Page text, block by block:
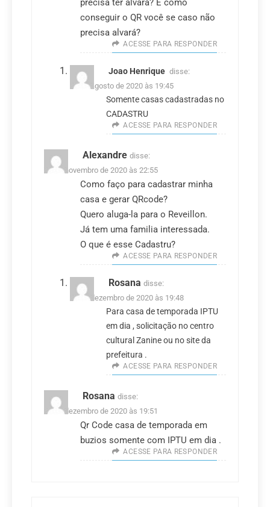
precisa ter alvará? E como
conseguir o QR você se caso não
precisa alvará?
ACESSE PARA RESPONDER
Joao Henrique disse:
26 de agosto de 2020 às 19:45
Somente casas cadastradas no
CADASTRU
ACESSE PARA RESPONDER
Alexandre disse:
28 de novembro de 2020 às 22:55
Como faço para cadastrar minha
casa e gerar QRcode?
Quero aluga-la para o Reveillon.
Já tem uma familia interessada.
O que é esse Cadastru?
ACESSE PARA RESPONDER
Rosana disse:
11 de dezembro de 2020 às 19:48
Para casa de temporada IPTU
em dia , solicitação no centro
cultural Zanine ou no site da
prefeitura .
ACESSE PARA RESPONDER
Rosana disse:
11 de dezembro de 2020 às 19:51
Qr Code casa de temporada em
buzios somente com IPTU em dia .
ACESSE PARA RESPONDER